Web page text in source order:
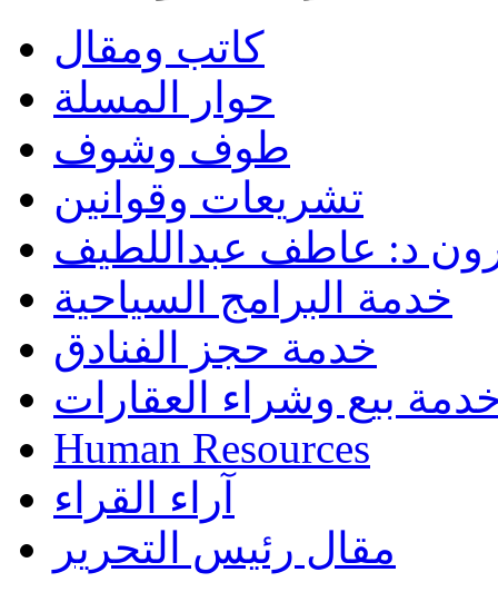
كاتب ومقال
حوار المسلة
طوف وشوف
تشريعات وقوانين
د: عاطف عبداللطيف
خدمة البرامج السياحية
خدمة حجز الفنادق
بيع وشراء العقارات
Human Resources
آراء القراء
مقال رئيس التحرير